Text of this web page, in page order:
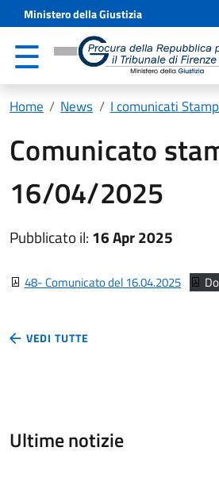
Ministero della Giustizia
Home News I comunicati
Comunicato
16/04/2025
Pubblicato il: 16 Apr 2025
48- Comunicato del 16.04.2025
VEDI TUTTE
Ultime notizie